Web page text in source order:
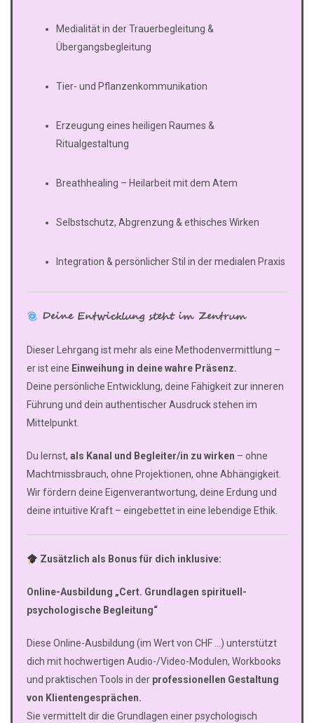
Medialität in der Trauerbegleitung &
Übergangsbegleitung
Tier- und Pflanzenkommunikation
Erzeugung eines heiligen Raumes &
Ritualgestaltung
Breathhealing – Heilarbeit mit dem Atem
Selbstschutz, Abgrenzung & ethisches Wirken
Integration & persönlicher Stil in der medialen Praxis
Deine Entwicklung steht im Zentrum
Dieser Lehrgang ist mehr als eine Methodenvermittlung –
er ist eine Einweihung in deine wahre Präsenz.
Deine persönliche Entwicklung, deine Fähigkeit zur inneren
Führung und dein authentischer Ausdruck stehen im
Mittelpunkt.
Du lernst, als Kanal und Begleiter/in zu wirken – ohne
Machtmissbrauch, ohne Projektionen, ohne Abhängigkeit.
Wir fördern deine Eigenverantwortung, deine Erdung und
deine intuitive Kraft – eingebettet in eine lebendige Ethik.
Zusätzlich als Bonus für dich inklusive:
Online-Ausbildung „Cert. Grundlagen spirituell-
psychologische Begleitung“
Diese Online-Ausbildung (im Wert von CHF …) unterstützt
dich mit hochwertigen Audio-/Video-Modulen, Workbooks
und praktischen Tools in der professionellen Gestaltung
von Klientengesprächen.
Sie vermittelt dir die Grundlagen einer psychologisch